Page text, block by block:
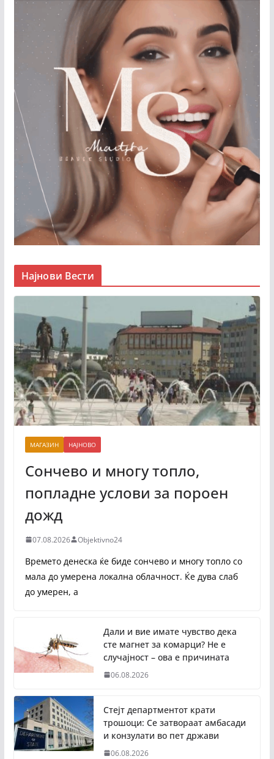
Најнови Вести
МАГАЗИН НАЈНОВО
Сончево и многу топло,
попладне услови за пороен
дожд
07.08.2026 Objektivno24
Времето денеска ќе биде сончево и многу топло со
мала до умерена локална облачност. Ќе дува слаб
до умерен, а
Дали и вие имате чувство дека
сте магнет за комарци? Не е
случајност – ова е причината
06.08.2026
Стејт департментот крати
трошоци: Се затвораат амбасади
и конзулати во пет држави
06.08.2026